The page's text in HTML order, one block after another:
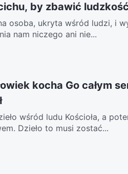
by zbawić ludzkość
osoba, ukryta wśród ludzi, i
nam niczego ani nie...
kocha Go całym
wśród ludu Kościoła, a
Dzieło to musi zostać...